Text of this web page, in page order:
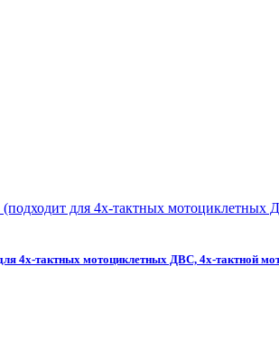
4х-тактных мотоциклетных ДВС, 4х-тактной